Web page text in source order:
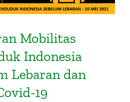
Mobilitas
Indonesia
Lebaran dan
19